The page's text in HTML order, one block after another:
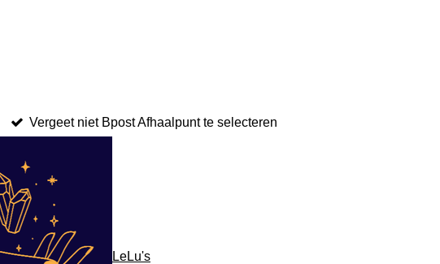
Vergeet niet Bpost Afhaalpunt te selecteren
LeLu's